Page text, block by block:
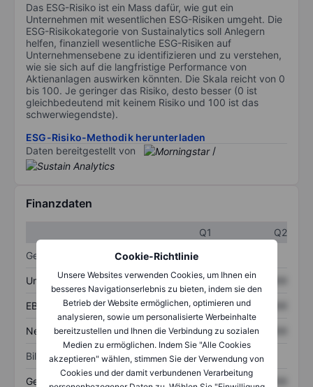
Cookie-Richtlinie
Unsere Websites verwenden Cookies, um Ihnen ein
besseres Navigationserlebnis zu bieten, indem sie den
Betrieb der Website ermöglichen, optimieren und
analysieren, sowie um personalisierte Werbeinhalte
bereitzustellen und Ihnen die Verbindung zu sozialen
Medien zu ermöglichen. Indem Sie "Alle Cookies
akzeptieren" wählen, stimmen Sie der Verwendung von
Cookies und der damit verbundenen Verarbeitung
Das ESG-Risiko ist ein Mass dafür, wie gut ein
Unternehmen mit wesentlichen ESG-Risiken umgeht. Die
ESG-Risikokategorie von Sustainalytics soll Anlegern
helfen, finanziell wesentliche ESG-Risiken auf
Unternehmensebene zu identifizieren und zu verstehen,
wie sie sich auf die langfristige Performance von
Aktienanlagen auswirken könnten. Die Skala reicht von 0
bis 100. Je geringer das Risiko, desto besser (0 ist
gleichbedeutend mit keinem Risiko und 100 ist das
schwerwiegendste).
ESG-Risiko-Methodik herunterladen
Daten bereitgestellt von
/
Finanzdaten
Q1
Q2
Gewinn- und Verlustrechnung
Umsatz XXXXXXX XXXXXXX
EBITDA XXXXXXX XXXXXXX
Nettoeinkommen XXXXXXX XXXXXXX
Bilanz
Gesamtvermögen XXXXXXX XXXXXXX